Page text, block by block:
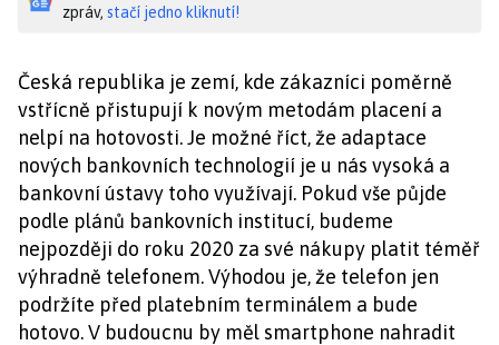
zpráv, stačí jedno kliknutí!
Česká republika je zemí, kde zákazníci poměrně
vstřícně přistupují k novým metodám placení a
nelpí na hotovosti. Je možné říct, že adaptace
nových bankovních technologií je u nás vysoká a
bankovní ústavy toho využívají. Pokud vše půjde
podle plánů bankovních institucí, budeme
nejpozději do roku 2020 za své nákupy platit téměř
výhradně telefonem. Výhodou je, že telefon jen
podržíte před platebním terminálem a bude
hotovo. V budoucnu by měl smartphone nahradit